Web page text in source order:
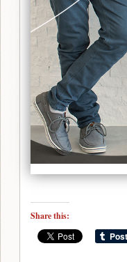
Share this: